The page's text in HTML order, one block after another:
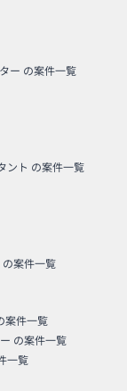
ー の案件一覧
ント の案件一覧
の案件一覧
案件一覧
の案件一覧
一覧